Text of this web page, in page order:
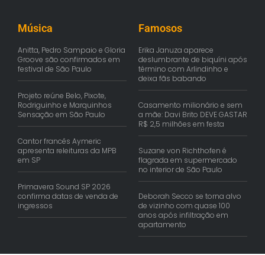
Música
Anitta, Pedro Sampaio e Gloria
Groove são confirmados em
festival de São Paulo
Projeto reúne Belo, Pixote,
Rodriguinho e Marquinhos
Sensação em São Paulo
Cantor francês Aymeric
apresenta releituras da MPB
em SP
Primavera Sound SP 2026
confirma datas de venda de
ingressos
Famosos
Erika Januza aparece
deslumbrante de biquíni após
término com Arlindinho e
deixa fãs babando
Casamento milionário e sem
a mãe: Davi Brito DEVE GASTAR
R$ 2,5 milhões em festa
Suzane von Richthofen é
flagrada em supermercado
no interior de São Paulo
Deborah Secco se torna alvo
de vizinho com quase 100
anos após infiltração em
apartamento